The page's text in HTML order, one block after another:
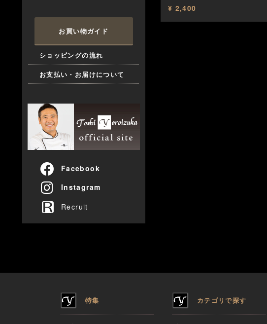
お買い物ガイド
ショッピングの流れ
お支払い・お届けについて
Facebook
Instagram
Recruit
¥ 2,400
特集 カテゴリで探す